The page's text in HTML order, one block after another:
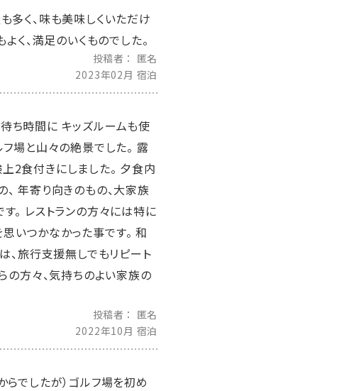
多く、味も美味しくいただけ
く、満足のいくものでした。
投稿者
匿名
2023年02月 宿泊
ち時間に キッズルームも使
フ場と山々の絶景でした。 露
2食付きにしました。 夕食内
年寄り向きのもの、大家族
。 レストランの方々には特に
いつかなかった事です。 和
、旅行支援無しでもリピート
の方々、気持ちのよい家族の
投稿者
匿名
2022年10月 宿泊
でしたが）ゴルフ場を初め